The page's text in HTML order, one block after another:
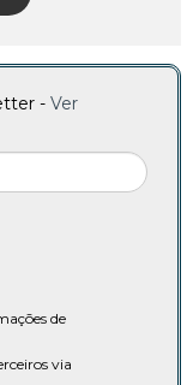
- Ver
de
via